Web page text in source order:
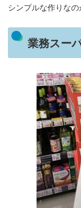
シンプルな作りな
業務スー